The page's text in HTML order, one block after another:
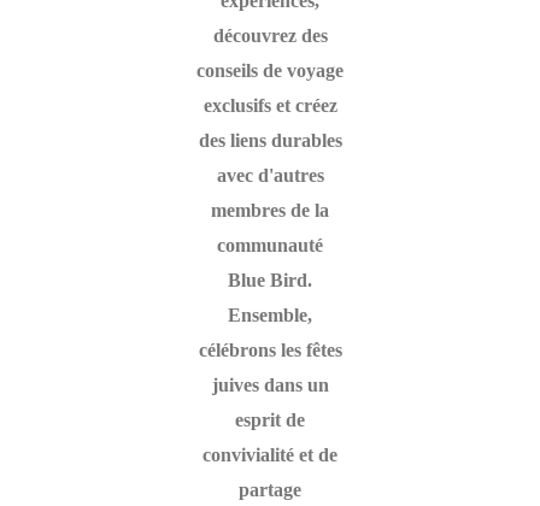
découvrez des
conseils de voyage
exclusifs et créez
des liens durables
avec d'autres
membres de la
communauté
Blue Bird.
Ensemble,
célébrons les fêtes
juives dans un
esprit de
convivialité et de
partage